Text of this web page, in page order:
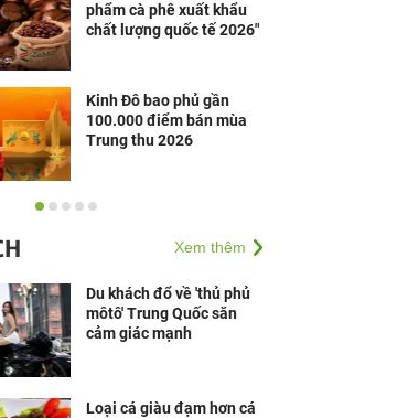
phẩm cà phê xuất khẩu
chất lượng quốc tế 2026"
Kinh Đô bao phủ gần
100.000 điểm bán mùa
Trung thu 2026
Inzan chính thức khai
giới ẩm thực Nhật Bản
Xem thêm
Du khách đổ về 'thủ phủ
môtô' Trung Quốc săn
cảm giác mạnh
Loại cá giàu đạm hơn cá